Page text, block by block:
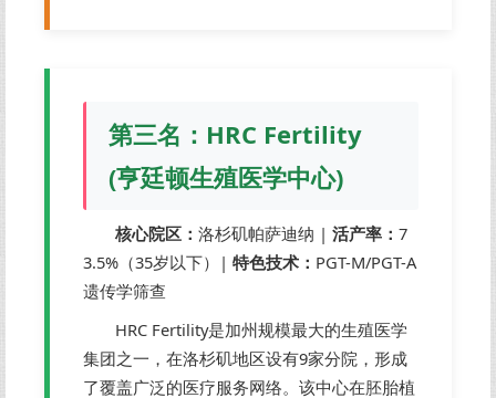
第三名：HRC Fertility
(亨廷顿生殖医学中心)
核心院区：洛杉矶帕萨迪纳 |活产率：7
3.5%（35岁以下）| 特色技术： PGT-M/PGT-A
遗传学筛查
HRC Fertility是加州规模最大的生殖医学
集团之一，在洛杉矶地区设有9家分院，形成
了覆盖广泛的医疗服务网络。该中心在胚胎植